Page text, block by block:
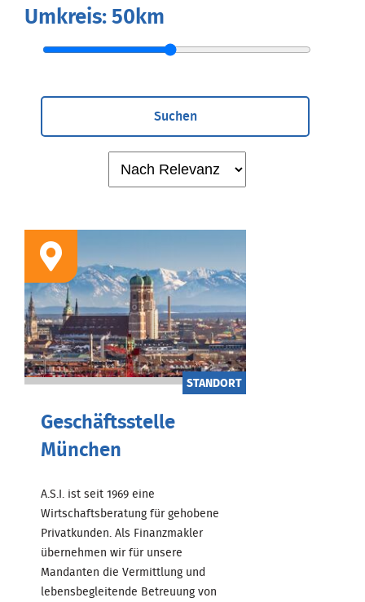
Umkreis: 50km
Suchen
STANDORT
Geschäftsstelle
München
A.S.I. ist seit 1969 eine
Wirtschaftsberatung für gehobene
Privatkunden. Als Finanzmakler
übernehmen wir für unsere
Mandanten die Vermittlung und
lebensbegleitende Betreuung von